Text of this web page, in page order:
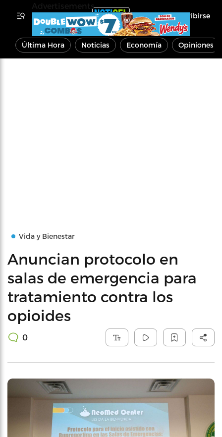
Inscribirse
Última Hora Noticias Economía Opiniones
Vida y Bienestar
Anuncian protocolo en
salas de emergencia para
tratamiento contra los
opioides
0
Advertisements